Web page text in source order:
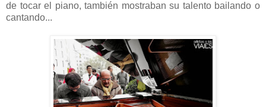
de tocar el piano, también mostraban su talento bailando o
cantando...